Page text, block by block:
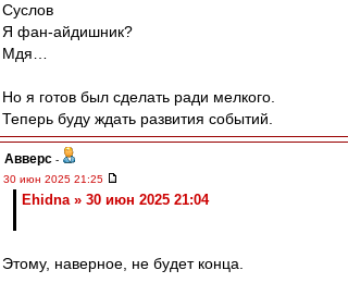
Суслов
Я фан-айдишник?
Мдя…
Но я готов был сделать ради мелкого.
Теперь буду ждать развития событий.
Авверс -
30 июн 2025 21:25
Ehidna » 30 июн 2025 21:04
Этому, наверное, не будет конца.